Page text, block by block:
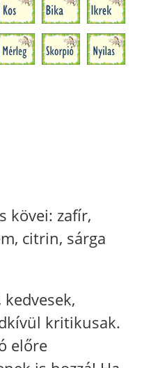
kövei: zafír,
citrin, sárga
kritikusak.
előre